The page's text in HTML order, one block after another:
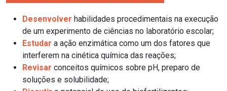
Desenvolver habilidades procedimentais na execução
de um experimento de ciências no laboratório escolar;
Estudar a ação enzimática como um dos fatores que
interferem na cinética química das reações;
Revisar conceitos químicos sobre pH, preparo de
soluções e solubilidade;